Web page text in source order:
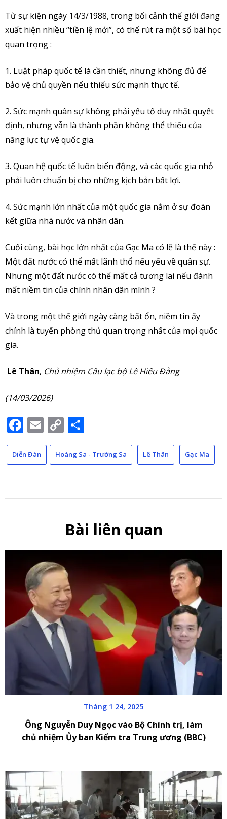
Từ sự kiện ngày 14/3/1988, trong bối cảnh thế giới đang
xuất hiện nhiều “tiền lệ mới”, có thể rút ra một số bài học
quan trọng :
1. Luật pháp quốc tế là cần thiết, nhưng không đủ để
bảo vệ chủ quyền nếu thiếu sức mạnh thực tế.
2. Sức mạnh quân sự không phải yếu tố duy nhất quyết
định, nhưng vẫn là thành phần không thể thiếu của
năng lực tự vệ quốc gia.
3. Quan hệ quốc tế luôn biến động, và các quốc gia nhỏ
phải luôn chuẩn bị cho những kịch bản bất lợi.
4. Sức mạnh lớn nhất của một quốc gia nằm ở sự đoàn
kết giữa nhà nước và nhân dân.
Cuối cùng, bài học lớn nhất của Gạc Ma có lẽ là thế này :
Một đất nước có thể mất lãnh thổ nếu yếu về quân sự.
Nhưng một đất nước có thể mất cả tương lai nếu đánh
mất niềm tin của chính nhân dân mình ?
Và trong một thế giới ngày càng bất ổn, niềm tin ấy
chính là tuyến phòng thủ quan trọng nhất của mọi quốc
gia.
Lê Thân, Chủ nhiệm Câu lạc bộ Lê Hiếu Đằng
(14/03/2026)
Facebook
Email
Copy
Link
Diễn Đàn Hoàng Sa - Trường Sa Lê Thân Gạc Ma
Bài liên quan
Tháng 1 24, 2025
Ông Nguyễn Duy Ngọc vào Bộ Chính trị, làm
chủ nhiệm Ủy ban Kiểm tra Trung ương (BBC)